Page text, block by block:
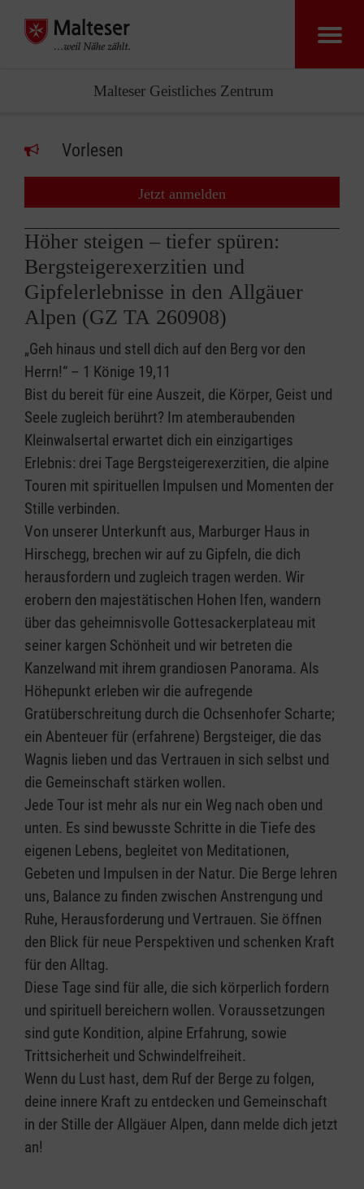
Malteser Geistliches Zentrum
Vorlesen
Jetzt anmelden
Höher steigen – tiefer spüren:
Bergsteigerexerzitien und
Gipfelerlebnisse in den Allgäuer
Alpen (GZ TA 260908)
„Geh hinaus und stell dich auf den Berg vor den
Herrn!“ – 1 Könige 19,11
Bist du bereit für eine Auszeit, die Körper, Geist und
Seele zugleich berührt? Im atemberaubenden
Kleinwalsertal erwartet dich ein einzigartiges
Erlebnis: drei Tage Bergsteigerexerzitien, die alpine
Touren mit spirituellen Impulsen und Momenten der
Stille verbinden.
Von unserer Unterkunft aus, Marburger Haus in
Hirschegg, brechen wir auf zu Gipfeln, die dich
herausfordern und zugleich tragen werden. Wir
erobern den majestätischen Hohen Ifen, wandern
über das geheimnisvolle Gottesackerplateau mit
seiner kargen Schönheit und wir betreten die
Kanzelwand mit ihrem grandiosen Panorama. Als
Höhepunkt erleben wir die aufregende
Gratüberschreitung durch die Ochsenhofer Scharte;
ein Abenteuer für (erfahrene) Bergsteiger, die das
Wagnis lieben und das Vertrauen in sich selbst und
die Gemeinschaft stärken wollen.
Jede Tour ist mehr als nur ein Weg nach oben und
unten. Es sind bewusste Schritte in die Tiefe des
eigenen Lebens, begleitet von Meditationen,
Gebeten und Impulsen in der Natur. Die Berge lehren
uns, Balance zu finden zwischen Anstrengung und
Ruhe, Herausforderung und Vertrauen. Sie öffnen
den Blick für neue Perspektiven und schenken Kraft
für den Alltag.
Diese Tage sind für alle, die sich körperlich fordern
und spirituell bereichern wollen. Voraussetzungen
sind gute Kondition, alpine Erfahrung, sowie
Trittsicherheit und Schwindelfreiheit.
Wenn du Lust hast, dem Ruf der Berge zu folgen,
deine innere Kraft zu entdecken und Gemeinschaft
in der Stille der Allgäuer Alpen, dann melde dich jetzt
an!